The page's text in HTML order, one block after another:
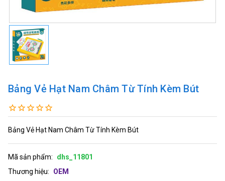
Bảng Vẻ Hạt Nam Châm Từ Tính Kèm Bút
Bảng Vẻ Hạt Nam Châm Từ Tính Kèm Bút
Mã sản phẩm:
dhs_11801
Thương hiệu:
OEM